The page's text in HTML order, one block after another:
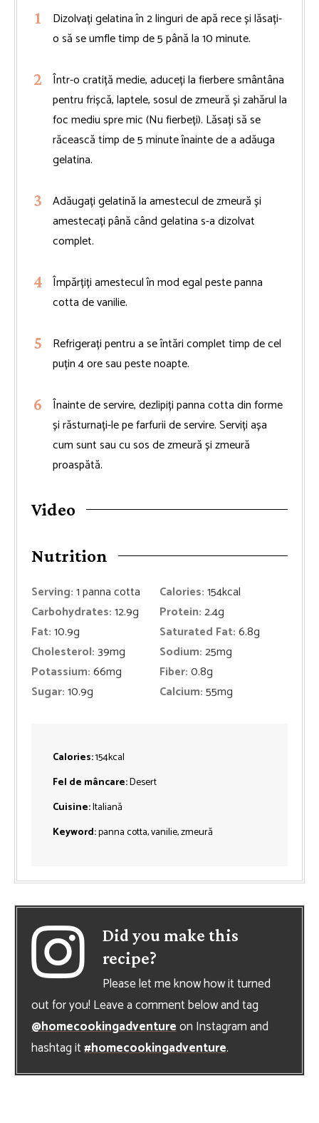
Dizolvați gelatina în 2 linguri de apă rece și lăsați-
o să se umfle timp de 5 până la 10 minute.
Într-o cratiță medie, aduceți la fierbere smântâna
pentru frișcă, laptele, sosul de zmeură și zahărul la
foc mediu spre mic (Nu fierbeți). Lăsați să se
răcească timp de 5 minute înainte de a adăuga
gelatina.
Adăugați gelatină la amestecul de zmeură și
amestecați până când gelatina s-a dizolvat
complet.
Împărțiți amestecul în mod egal peste panna
cotta de vanilie.
Refrigerați pentru a se întări complet timp de cel
puțin 4 ore sau peste noapte.
Înainte de servire, dezlipiți panna cotta din forme
și răsturnați-le pe farfurii de servire. Serviți așa
cum sunt sau cu sos de zmeură și zmeură
proaspătă.
Video
Nutrition
Serving:1panna cotta Calories:154kcal
Carbohydrates:12.9g Protein:2.4g
Fat:10.9g Saturated Fat:6.8g
Cholesterol:39mg Sodium:25mg
Potassium:66mg Fiber:0.8g
Sugar:10.9g Calcium:55mg
Calories:154kcal
Fel de mâncare:Desert
Cuisine:Italiană
Keyword:panna cotta, vanilie, zmeură
Did you make this
recipe?
Please let me know how it turned
out for you! Leave a comment below and tag
@homecookingadventureon Instagram and
hashtag it#homecookingadventure.